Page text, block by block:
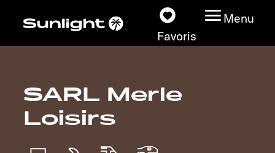
Favoris
Menu
Nos modèles
SARL Merle
Loisirs